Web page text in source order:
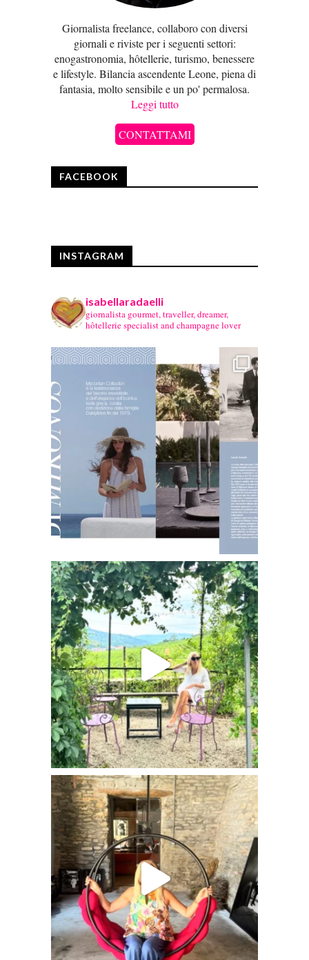
Giornalista freelance, collaboro con diversi
giornali e riviste per i seguenti settori:
enogastronomia, hôtellerie, turismo, benessere
e lifestyle. Bilancia ascendente Leone, piena di
fantasia, molto sensibile e un po' permalosa.
Leggi tutto
CONTATTAMI
FACEBOOK
INSTAGRAM
isabellaradaelli
giornalista gourmet, traveller, dreamer,
hôtellerie specialist and champagne lover